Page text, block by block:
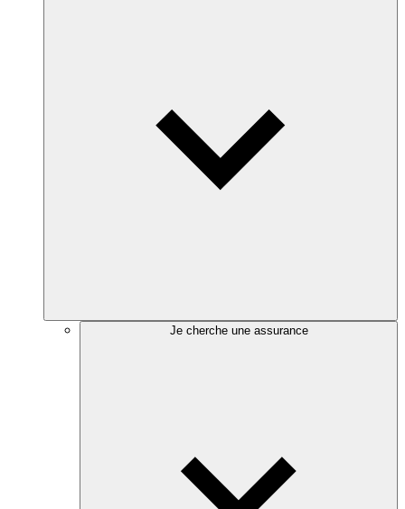
Je cherche une assurance